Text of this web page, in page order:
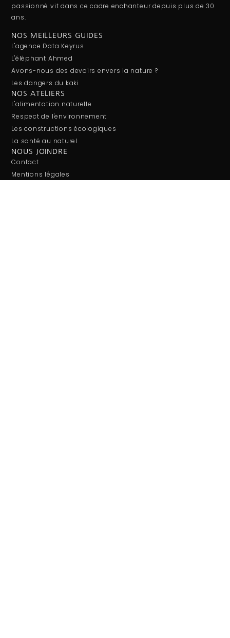
passionné vit dans ce cadre enchanteur depuis plus de 30
ans.
NOS MEILLEURS GUIDES
L'agence Data Keyrus
L'éléphant Ahmed
Avons-nous des devoirs envers la nature ?
Les dangers du kaki
NOS ATELIERS
L'alimentation naturelle
Respect de l'environnement
Les constructions écologiques
La santé au naturel
NOUS JOINDRE
Contact
Mentions légales